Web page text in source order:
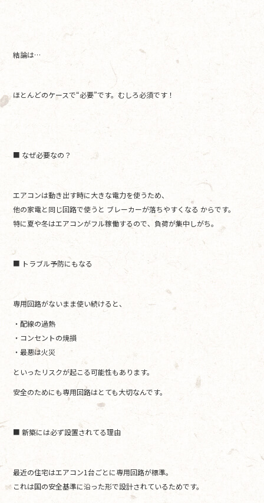
結論は…
ほとんどのケースで“必要”です。むしろ必須です！
■ なぜ必要なの？
エアコンは動き出す時に大きな電力を使うため、
他の家電と同じ回路で使うと ブレーカーが落ちやすくなる からです。
特に夏や冬はエアコンがフル稼働するので、負荷が集中しがち。
■ トラブル予防にもなる
専用回路がないまま使い続けると、
・配線の過熱
・コンセントの焼損
・最悪は火災
といったリスクが起こる可能性もあります。
安全のためにも専用回路はとても大切なんです。
■ 新築には必ず設置されてる理由
最近の住宅はエアコン1台ごとに専用回路が標準。
これは国の安全基準に沿った形で設計されているためです。